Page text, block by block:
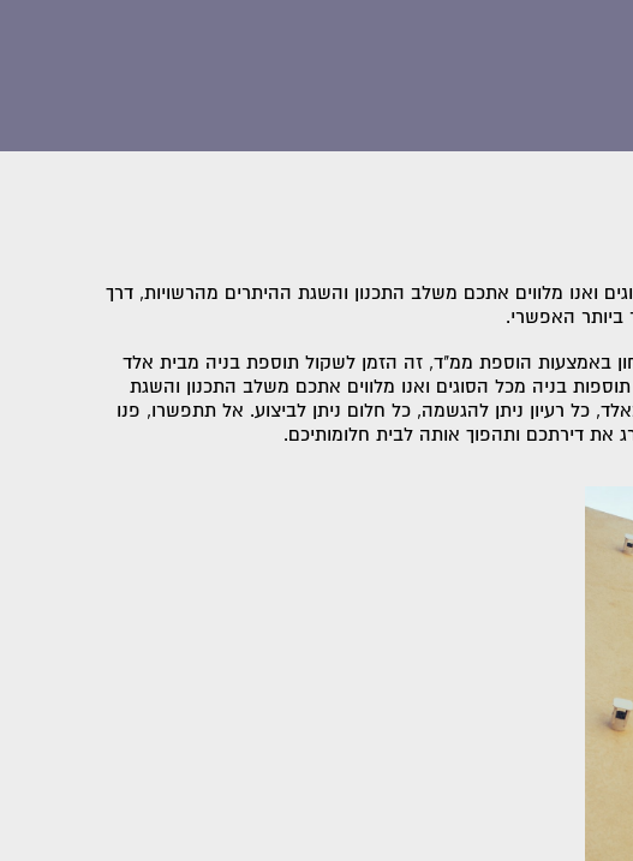
ואנו מלווים אתכם משלב התכנון והשגת ההיתרים מהרשויות, דרך
ביותר האפשרי.
באמצעות הוספת ממ"ד, זה הזמן לשקול תוספת בניה מבית אלד
בניה מכל הסוגים ואנו מלווים אתכם משלב התכנון והשגת
כל רעיון ניתן להגשמה, כל חלום ניתן לביצוע. אל תתפשרו, פנו
את דירתכם ותהפוך אותה לבית חלומותיכם.